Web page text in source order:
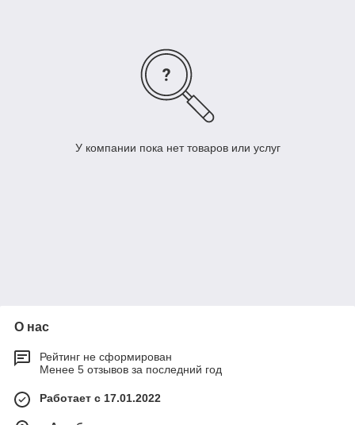
У компании пока нет товаров или услуг
О нас
Рейтинг не сформирован
Менее 5 отзывов за последний год
Работает с 17.01.2022